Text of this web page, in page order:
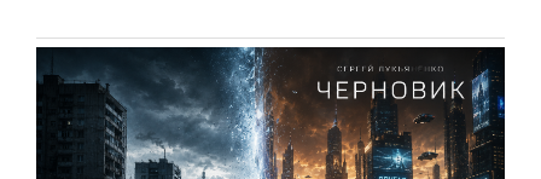
столько
продолжение,
сколько
завершение
большой